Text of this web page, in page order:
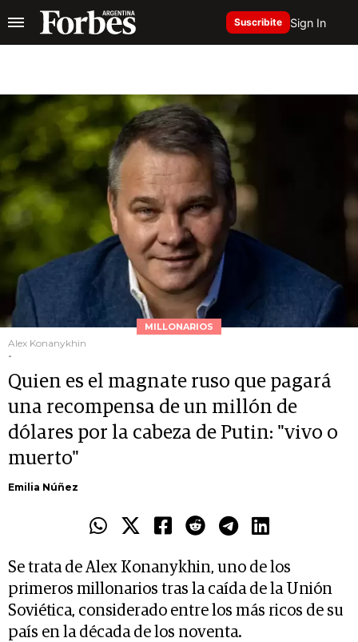
Suscribite Sign In
MILLONARIOS
Alex Konanykhin
-
Quien es el magnate ruso que pagará
una recompensa de un millón de
dólares por la cabeza de Putin: "vivo o
muerto"
Emilia Núñez
Se trata de Alex Konanykhin, uno de los
primeros millonarios tras la caída de la Unión
Soviética, considerado entre los más ricos de su
país en la década de los noventa.